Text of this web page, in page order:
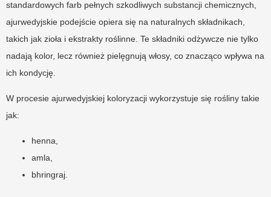
standardowych farb pełnych szkodliwych substancji chemicznych,
ajurwedyjskie podejście opiera się na naturalnych składnikach,
takich jak zioła i ekstrakty roślinne. Te składniki odżywcze nie tylko
nadają kolor, lecz również pielęgnują włosy, co znacząco wpływa na
ich kondycję.
W procesie ajurwedyjskiej koloryzacji wykorzystuje się rośliny takie
jak:
henna,
amla,
bhringraj.